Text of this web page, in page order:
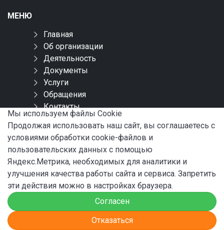
МЕНЮ
Главная
Об организации
Деятельность
Документы
Услуги
Обращения
Контакты
Карта сайта
СОЦИАЛЬНЫЕ СЕТИ
© 2024 ФБУ «Администрация «Волго-Балт»
Мы используем файлы Сookie
Продолжая использовать наш сайт, вы соглашаетесь с
условиями обработки cookie-файлов и
пользовательских данных с помощью
Яндекс.Метрика, необходимых для аналитики и
улучшения качества работы сайта и сервиса. Запретить
эти действия можно в настройках браузера.
Согласен
Отказаться